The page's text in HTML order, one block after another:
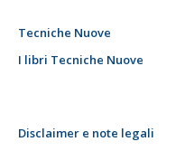
Tecniche Nuove
I libri Tecniche Nuove
Disclaimer e note legali